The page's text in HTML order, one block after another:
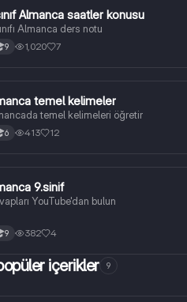
AlmancaAlmanca saatler konusu
Almanca ders notu
9 1,020 7
Almanca temel kelimeler
temel kelimeleri öğretir
6 413 12
Almanca 9.sinif
YouTube'dan bulun
9 382 4
içerikler 9